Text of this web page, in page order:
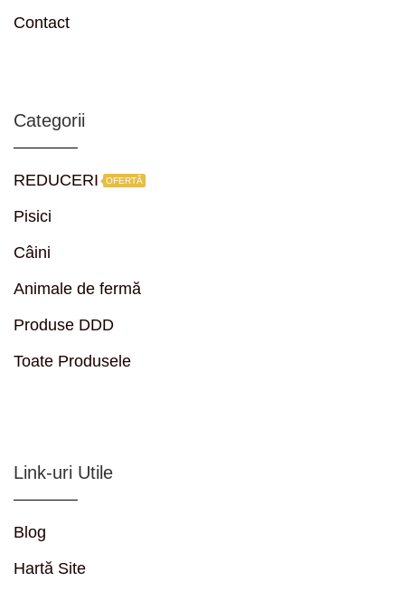
Contact
Categorii
REDUCERI OFERTĂ
Pisici
Câini
Animale de fermă
Produse DDD
Toate Produsele
Link-uri Utile
Blog
Hartă Site